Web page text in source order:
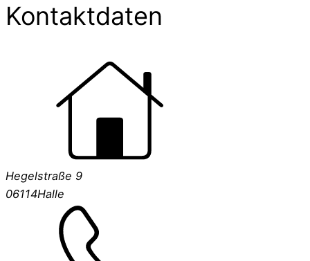
Kontaktdaten
Hegelstraße 9
06114Halle